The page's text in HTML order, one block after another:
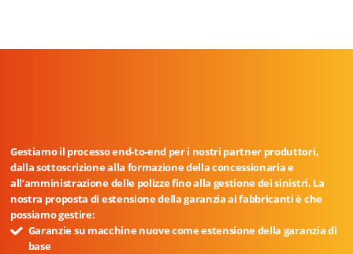
Gestiamo il processo end-to-end per i nostri partner produttori,
dalla sottoscrizione alla formazione della concessionaria e
all’amministrazione delle polizze fino alla gestione dei sinistri. La
nostra proposta di estensione della garanzia ai fabbricanti è che
possiamo gestire:
Garanzie su macchine nuove come estensione della garanzia di
base